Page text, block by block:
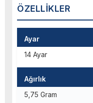
ÖZELLIKLER
Ayar
14 Ayar
Ağırlık
5,75 Gram